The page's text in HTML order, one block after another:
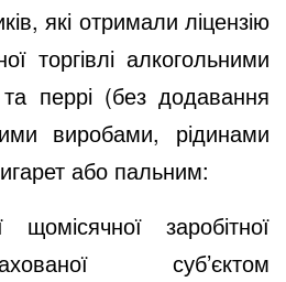
які отримали ліцензію
торгівлі алкогольними
перрі (без додавання
виробами, рідинами
або пальним:
щомісячної заробітної
суб’єктом